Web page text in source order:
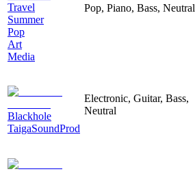
Travel
Summer
Pop
Art
Media
Pop, Piano, Bass, Neutral
Blackhole
TaigaSoundProd
Electronic, Guitar, Bass,
Neutral